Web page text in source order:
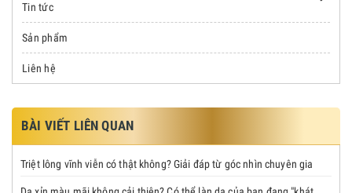
Tin tức
Sản phẩm
Liên hệ
BÀI VIẾT LIÊN QUAN
Triệt lông vĩnh viễn có thật không? Giải đáp từ góc nhìn chuyên gia